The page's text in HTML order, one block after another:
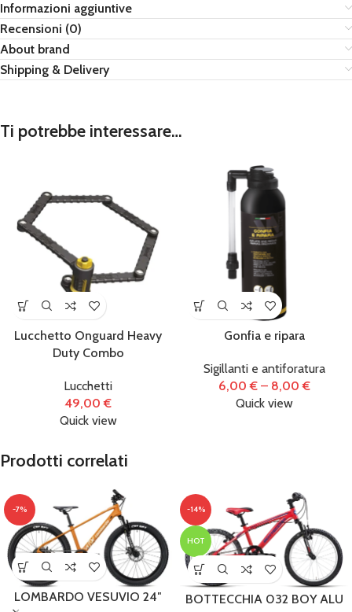
Informazioni aggiuntive
Recensioni (0)
About brand
Shipping & Delivery
Ti potrebbe interessare…
Lucchetto Onguard Heavy
Duty Combo
Lucchetti
49,00€
Quick view
Gonfia e ripara
Sigillanti e antiforatura
6,00€– 8,00€
Quick view
Prodotti correlati
-7%
LOMBARDO VESUVIO 24″
-14%
HOT
BOTTECCHIA 032 BOY ALU